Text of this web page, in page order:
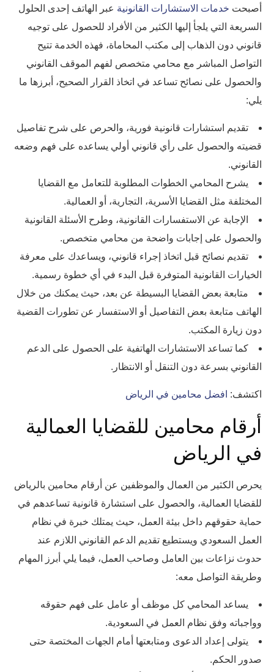
أصبحت خدمات الاستشارات القانونية عبر الهاتف إحدى الحلول
السريعة التي يلجأ إليها الكثير من الأفراد للحصول على توجيه
قانوني دون الذهاب إلى مكتب المحاماة، فهذه الخدمة تتيح
التواصل المباشر مع محامي متخصص لفهم الموقف القانوني
والحصول على نصائح تساعد في اتخاذ القرار الصحيح، أبرزها ما
يلي:
تقديم استشارات قانونية فورية، والحرص على شرح تفاصيل
قضيته والحصول على رأي قانوني أولي يساعده على فهم وضعه
القانوني.
يشرح المحامي الخطوات المطلوبة للتعامل مع القضايا
المختلفة مثل القضايا الأسرية، التجارية، أو العمالية.
الإجابة عن الاستفسارات القانونية، وطرح الأسئلة القانونية
والحصول على إجابات واضحة من محامي متخصص.
تقديم نصائح قبل اتخاذ إجراء قانوني، ويساعدك على معرفة
الخيارات القانونية المتوفرة قبل البدء في أي خطوة رسمية.
متابعة بعض القضايا البسيطة عن بعد، حيث يمكنك من خلال
الهاتف متابعة بعض التفاصيل أو الاستفسار عن تطورات القضية
دون زيارة المكتب.
كما تساعد الاستشارات الهاتفية على الحصول على الدعم
القانوني بسرعة دون التنقل أو الانتظار.
اكتشف: افضل محامين في الرياض
أرقام محامين للقضايا العمالية
في الرياض
يحرص الكثير من العمال والموظفين عن أرقام محامين بالرياض
للقضايا العمالية، والحصول على استشارة قانونية تساعدهم في
حماية حقوقهم داخل بيئة العمل، حيث يمتلك خبرة في نظام
العمل السعودي ويستطيع تقديم الدعم القانوني اللازم عند
حدوث نزاعات بين العامل وصاحب العمل، فيما يلي أبرز المهام
وطريقة التواصل معه:
يساعد المحامي كل موظف أو عامل على فهم حقوقه
وواجباته وفق نظام العمل في السعودية.
يتولى إعداد الدعوى ومتابعتها أمام الجهات المختصة حتى
صدور الحكم.